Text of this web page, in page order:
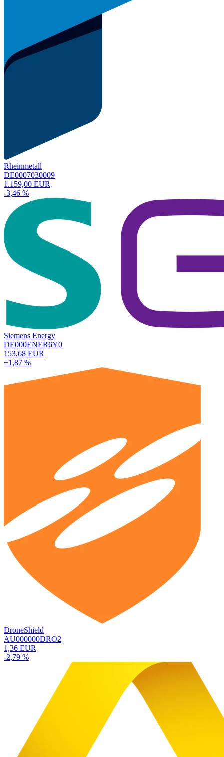
Rheinmetall
DE0007030009
1.159,00 EUR
-3,46 %
Siemens Energy
DE000ENER6Y0
153,68 EUR
+1,87 %
DroneShield
AU000000DRO2
1,36 EUR
-2,79 %